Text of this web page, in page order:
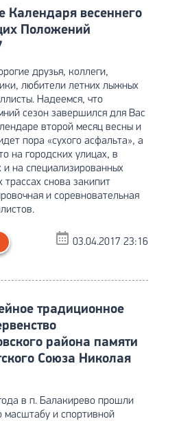
Календаря весеннего
Положений
друзья, коллеги,
любители летних лыжных
Надеемся, что
сезон завершился для Вас
второй месяц весны и
пора «сухого асфальта», а
на городских улицах, в
и на специализированных
снова закипит
и соревновательная
03.04.2017 23:16
традиционное
района памяти
Союза Николая
в п. Балакирево прошли
масштабу и спортивной